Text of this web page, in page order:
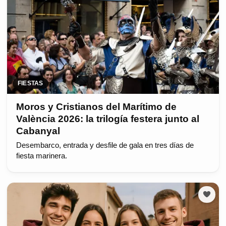
FIESTAS
Moros y Cristianos del Marítimo de
València 2026: la trilogía festera junto al
Cabanyal
Desembarco, entrada y desfile de gala en tres días de
fiesta marinera.